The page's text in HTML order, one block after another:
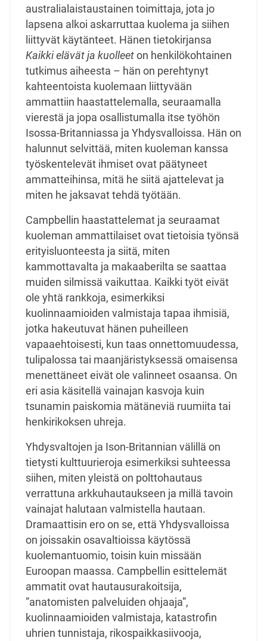
australialaistaustainen toimittaja, jota jo
lapsena alkoi askarruttaa kuolema ja siihen
liittyvät käytänteet. Hänen tietokirjansa
Kaikki elävät ja kuolleeton henkilökohtainen
tutkimus aiheesta – hän on perehtynyt
kahteentoista kuolemaan liittyvään
ammattiin haastattelemalla, seuraamalla
vierestä ja jopa osallistumalla itse työhön
Isossa-Britanniassa ja Yhdysvalloissa. Hän on
halunnut selvittää, miten kuoleman kanssa
työskentelevät ihmiset ovat päätyneet
ammatteihinsa, mitä he siitä ajattelevat ja
miten he jaksavat tehdä työtään.
Campbellin haastattelemat ja seuraamat
kuoleman ammattilaiset ovat tietoisia työnsä
erityisluonteesta ja siitä, miten
kammottavalta ja makaaberilta se saattaa
muiden silmissä vaikuttaa. Kaikki työt eivät
ole yhtä rankkoja, esimerkiksi
kuolinnaamioiden valmistaja tapaa ihmisiä,
jotka hakeutuvat hänen puheilleen
vapaaehtoisesti, kun taas onnettomuudessa,
tulipalossa tai maanjäristyksessä omaisensa
menettäneet eivät ole valinneet osaansa. On
eri asia käsitellä vainajan kasvoja kuin
tsunamin paiskomia mätäneviä ruumiita tai
henkirikoksen uhreja.
Yhdysvaltojen ja Ison-Britannian välillä on
tietysti kulttuurieroja esimerkiksi suhteessa
siihen, miten yleistä on polttohautaus
verrattuna arkkuhautaukseen ja millä tavoin
vainajat halutaan valmistella hautaan.
Dramaattisin ero on se, että Yhdysvalloissa
on joissakin osavaltioissa käytössä
kuolemantuomio, toisin kuin missään
Euroopan maassa. Campbellin esittelemät
ammatit ovat hautausurakoitsija,
”anatomisten palveluiden ohjaaja”,
kuolinnaamioiden valmistaja, katastrofin
uhrien tunnistaja, rikospaikkasiivooja,